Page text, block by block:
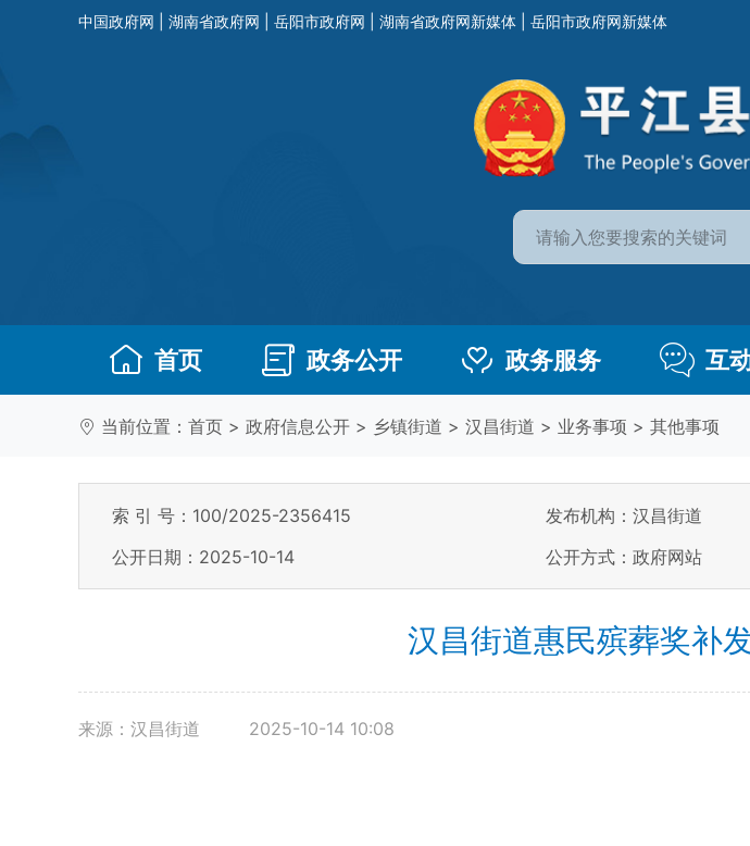
中国政府网 湖南省政府网 岳阳市政府网 湖南省政府网新媒体 岳阳市政府网新媒体
首页 政务公开 政务服务 互
当前位置： 首页 > 政府信息公开 > 乡镇街道 > 汉昌街道 > 业务事项 > 其他事项
索 引 号：100/2025-2356415 发布机构：汉昌街道
公开日期：2025-10-14
公开方式：政府网站
汉昌街道惠民殡葬奖补
来源：汉昌街道 2025-10-14 10:08